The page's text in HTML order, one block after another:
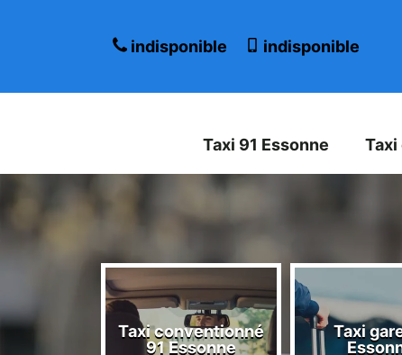
indisponible indisponible
Taxi 91 Essonne Taxi
Taxi conventionné
91 Essonne
Taxi